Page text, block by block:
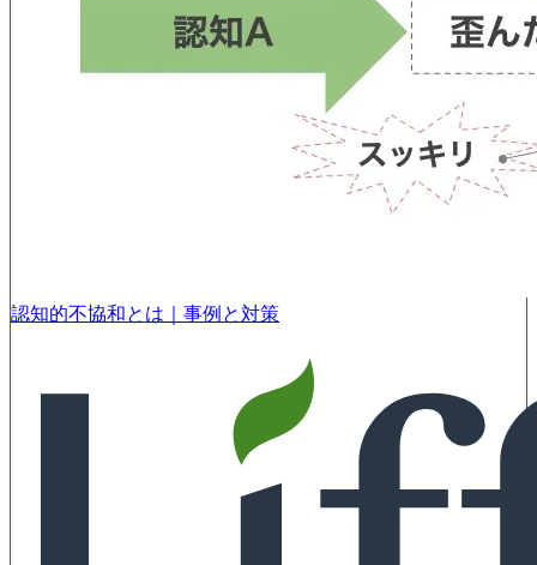
認知的不協和とは｜事例と対策